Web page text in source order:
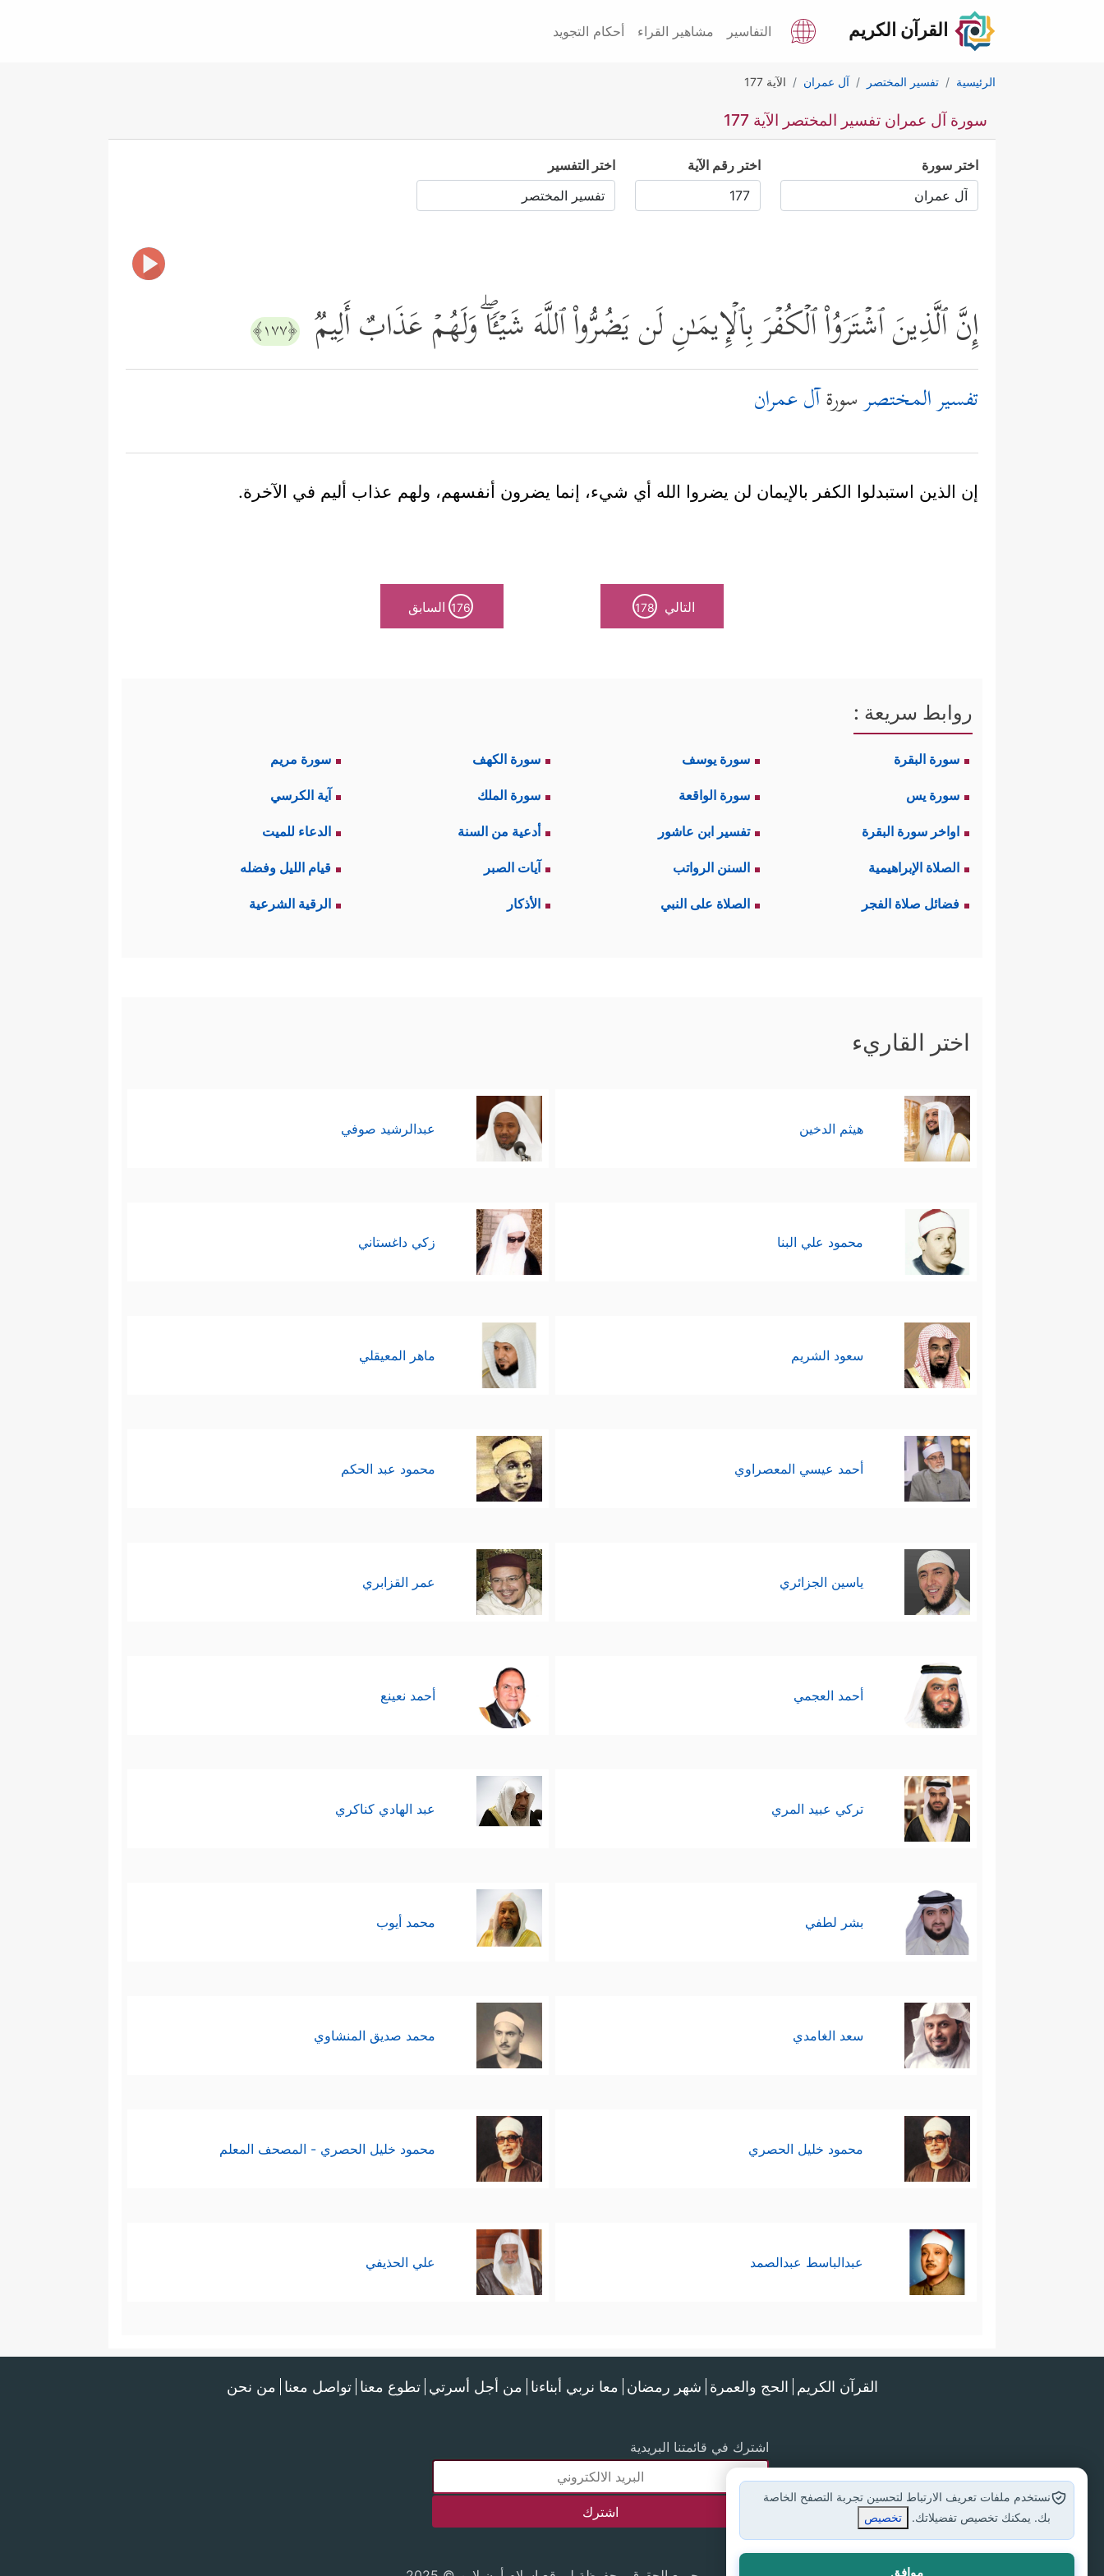
القرآن الكريم التفاسير مشاهير القراء أحكام التجويد
الرئيسية تفسير المختصر آل عمران الآية 177
سورة آل عمران تفسير المختصر الآية 177
اختر سورة اختر رقم الآية اختر التفسير
إِنَّ ٱلَّذِینَ ٱشۡتَرَوُاْ ٱلۡكُفۡرَ بِٱلۡإِیمَـٰنِ لَن یَضُرُّواْ ٱللَّهَ شَیۡـࣰٔاۖ وَلَهُمۡ عَذَابٌ أَلِیمࣱ ﴿١٧٧﴾
تفسير المختصرسورةآل عمران
إن الذين استبدلوا الكفر بالإيمان لن يضروا الله أي شيء، إنما يضرون أنفسهم، ولهم عذاب أليم في الآخرة.
التالي 178
176 السابق
روابط سريعة :
سورة البقرة سورة يوسف سورة الكهف سورة مريم
سورة يس سورة الواقعة سورة الملك آية الكرسي
اواخر سورة البقرة تفسير ابن عاشور أدعية من السنة الدعاء للميت
الصلاة الإبراهيمية السنن الرواتب آيات الصبر قيام الليل وفضله
فضائل صلاة الفجر الصلاة على النبي الأذكار الرقية الشرعية
اختر القاريء
هيثم الدخين عبدالرشيد صوفي
محمود علي البنا زكي داغستاني
سعود الشريم ماهر المعيقلي
أحمد عيسي المعصراوي محمود عبد الحكم
ياسين الجزائري عمر القزابري
أحمد العجمي أحمد نعينع
تركي عبيد المري عبد الهادي كناكري
بشر لطفي محمد أيوب
سعد الغامدي محمد صديق المنشاوي
محمود خليل الحصري محمود خليل الحصري - المصحف المعلم
عبدالباسط عبدالصمد علي الحذيفي
القرآن الكريم الحج والعمرة شهر رمضان معا نربي أبناءنا من أجل أسرتي تطوع معنا تواصل معنا من نحن
اشترك في قائمتنا البريدية
نستخدم ملفات تعريف الارتباط لتحسين تجربة التصفح الخاصة
بك. يمكنك تخصيص تفضيلاتك.
تخصيص
موافق